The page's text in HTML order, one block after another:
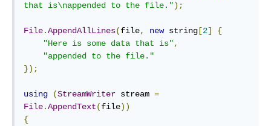
that is\nappended to the file.");
File.AppendAllLines(file, new string [2]
{
"Here is some data that is",
"appended to the file."
});
using (StreamWriter stream =
File.AppendText(file))
{